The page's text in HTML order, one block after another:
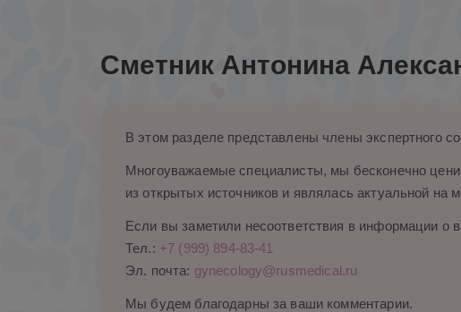
Сметник Антонина
В этом разделе представлены члены экспертного
Многоуважаемые специалисты, мы бесконечно
из открытых источников и являлась актуальной на
Если вы заметили несоответствия в информации о
Тел.: +7 (999) 894-83-41
Эл. почта: gynecology@rusmedical.ru
Мы будем благодарны за ваши комментарии.